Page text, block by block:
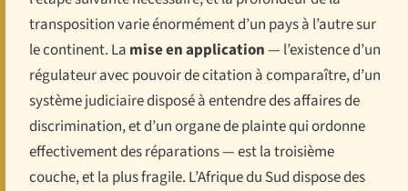
transposition varie énormément d’un pays à l’autre sur
le continent. La mise en application— l’existence d’un
régulateur avec pouvoir de citation à comparaître, d’un
système judiciaire disposé à entendre des affaires de
discrimination, et d’un organe de plainte qui ordonne
effectivement des réparations — est la troisième
couche, et la plus fragile. L’Afrique du Sud dispose des